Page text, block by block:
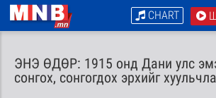
CHART
ЭНЭ ӨДӨР: 1915 онд Дани улс
сонгох, сонгогдох эрхийг